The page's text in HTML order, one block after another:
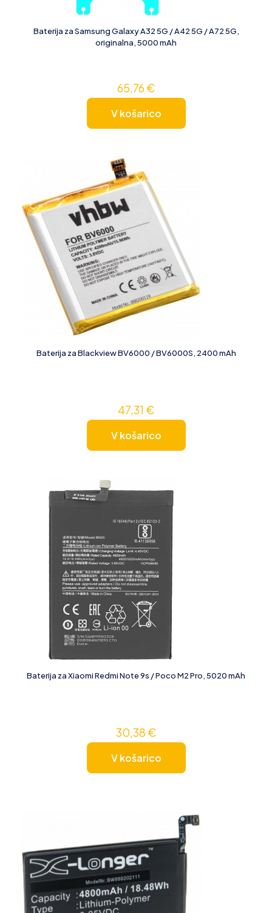
Baterija za Samsung Galaxy A32 5G / A42 5G / A72 5G,
originalna, 5000 mAh
65,76€
V košarico
Baterija za Blackview BV6000 / BV6000S, 2400 mAh
47,31 €
V košarico
Baterija za Xiaomi Redmi Note 9s / Poco M2 Pro, 5020 mAh
30,38 €
V košarico